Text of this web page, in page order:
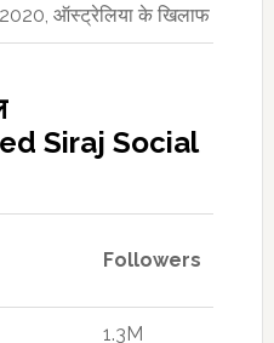
ऑस्ट्रेलिया के खिलाफ
Siraj Social
Followers
1.3M